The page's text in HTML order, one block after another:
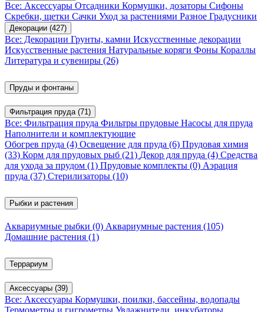
Все: Аксессуары Отсадники Кормушки, дозаторы Сифоны
Скребки, щетки Сачки Уход за растениями Разное Градусники
Декорации (427)
Все: Декорации Грунты, камни Искусственные декорации
Искусственные растения Натуральные коряги Фоны Кораллы
Литература и сувениры (26)
Пруды и фонтаны
Фильтрация пруда (71)
Все: Фильтрация пруда Фильтры прудовые Насосы для пруда
Наполнители и комплектующие
Обогрев пруда (4) Освещение для пруда (6) Прудовая химия
(33) Корм для прудовых рыб (21) Декор для пруда (4) Средства
для ухода за прудом (1) Прудовые комплекты (0) Аэрация
пруда (37) Стерилизаторы (10)
Рыбки и растения
Аквариумные рыбки (0) Аквариумные растения (105)
Домашние растения (1)
Террариум
Аксессуары (39)
Все: Аксессуары Кормушки, поилки, бассейны, водопады
Термометры и гигрометры Увлажнители, инкубаторы